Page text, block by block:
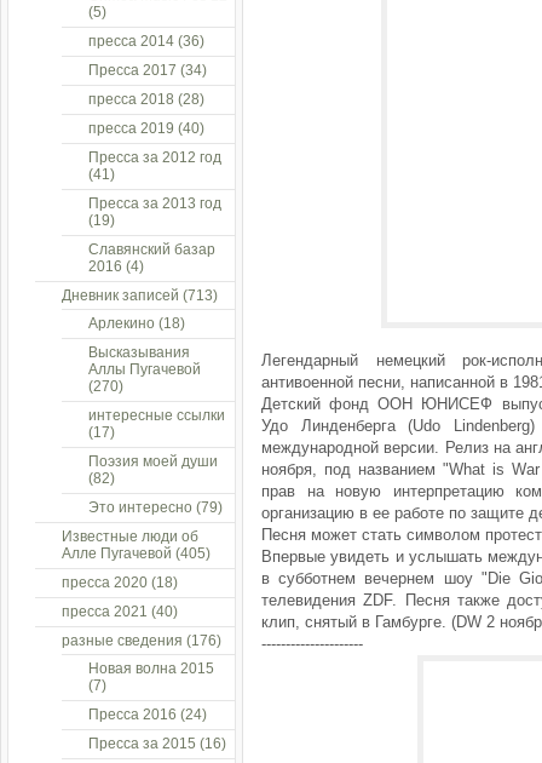
Легендарный немецкий рок-
антивоенной песни, написанной в
Детский фонд ООН ЮНИСЕФ
Удо Линденберга (Udo
международной версии. Релиз на
ноября, под названием "What is
прав на новую интерпретацию
организацию в ее работе по защите
Песня может стать символом
Впервые увидеть и услышать
в субботнем вечернем шоу "Die
телевидения ZDF. Песня также
клип, снятый в Гамбурге. (DW 2
---------------------
(5)
пресса 2014 (36)
Пресса 2017 (34)
пресса 2018 (28)
пресса 2019 (40)
Пресса за 2012 год
(41)
Пресса за 2013 год
(19)
Славянский базар
2016 (4)
Дневник записей (713)
Арлекино (18)
Высказывания
Аллы Пугачевой
(270)
интересные ссылки
(17)
Поэзия моей души
(82)
Это интересно (79)
Известные люди об
Алле Пугачевой (405)
пресса 2020 (18)
пресса 2021 (40)
разные сведения (176)
Новая волна 2015
(7)
Пресса 2016 (24)
Пресса за 2015 (16)